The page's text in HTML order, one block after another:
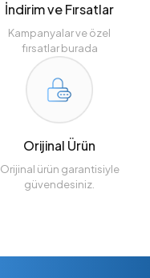
İndirim ve Fırsatlar
Kampanyalar ve özel
fırsatlar burada
Orijinal Ürün
Orijinal ürün garantisiyle
güvendesiniz.